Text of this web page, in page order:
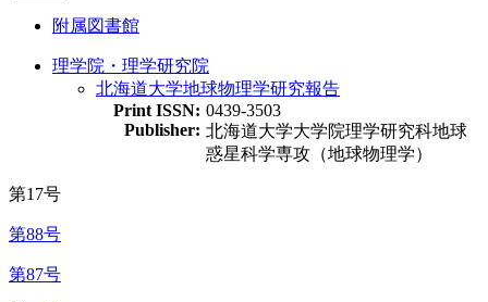
附属図書館
理学院・理学研究院
北海道大学地球物理学研究報告
Print ISSN: 0439-3503
Publisher: 北海道大学大学院理学研究科地球
惑星科学専攻（地球物理学）
第17号
第88号
第87号